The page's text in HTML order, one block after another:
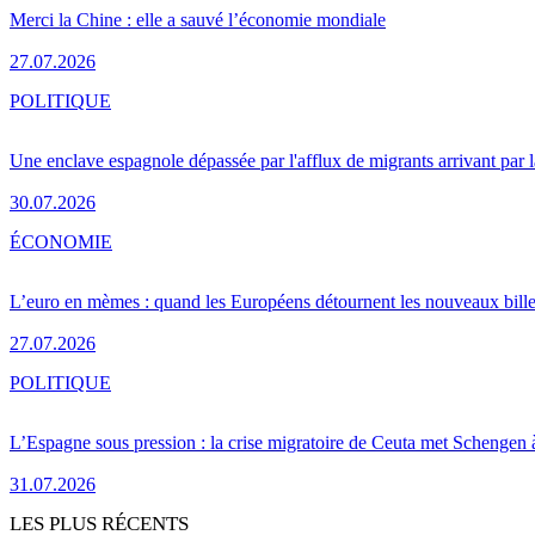
Merci la Chine : elle a sauvé l’économie mondiale
27.07.2026
Une enclave espagnole dépassée par l'afflux de migrants arrivant par
30.07.2026
POLITIQUE
L’euro en mèmes : quand les Européens détournent les nouveaux
27.07.2026
ÉCONOMIE
L’Espagne sous pression : la crise migratoire de Ceuta met Schengen
31.07.2026
POLITIQUE
LES PLUS RÉCENTS